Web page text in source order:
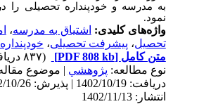
به مدرسه و خودپنداره تحصیلی را در
نمود.
واژه‌های کلیدی:اشتیاق به مدرسه،
تحصیل،پیشرفت تحصیلی،خودپنداره
متن کامل[PDF 808 kb]
نوع مطالعه:پژوهشي| موضوع مقاله:
انتشار: 1402/11/13